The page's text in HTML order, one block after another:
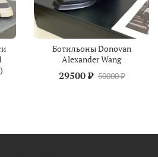
Ботильоны Donovan
Alexander Wang
29500 ₽ 50000 ₽